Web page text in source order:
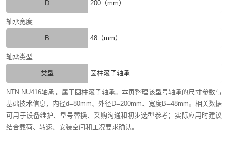
D 200（mm）
轴承宽度
B 48（mm）
轴承类型
类型 圆柱滚子轴承
NTN NU416轴承，属于圆柱滚子轴承。本页整理该型号轴承的尺寸参数与
基础技术信息，内径d=80mm、外径D=200mm、宽度B=48mm。相关数据
可用于设备维护、型号替换、采购沟通和初步选型参考；实际应用时建议
结合载荷、转速、安装空间和工况要求确认。